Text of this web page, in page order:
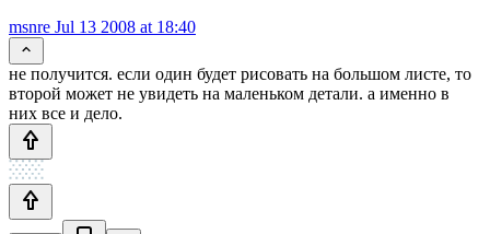
msnre Jul 13 2008 at 18:40
не получится. если один будет рисовать на большом листе, то
второй может не увидеть на маленьком детали. а именно в
них все и дело.